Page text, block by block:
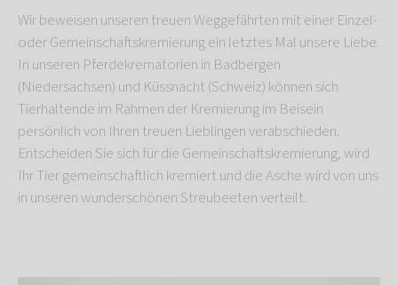
Wir beweisen unseren treuen Weggefährten mit einer Einzel-
oder Gemeinschaftskremierung ein letztes Mal unsere Liebe.
In unseren Pferdekrematorien in Badbergen
(Niedersachsen) und Küssnacht (Schweiz) können sich
Tierhaltende im Rahmen der Kremierung im Beisein
persönlich von Ihren treuen Lieblingen verabschieden.
Entscheiden Sie sich für die Gemeinschaftskremierung, wird
Ihr Tier gemeinschaftlich kremiert und die Asche wird von uns
in unseren wunderschönen Streubeeten verteilt.